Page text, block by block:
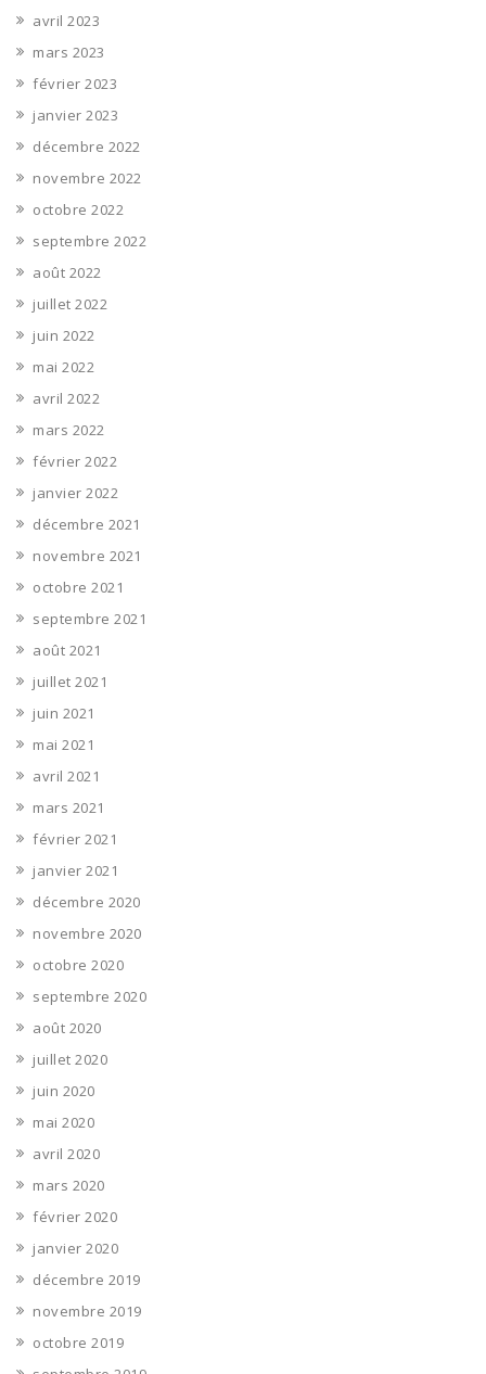
avril 2023
mars 2023
février 2023
janvier 2023
décembre 2022
novembre 2022
octobre 2022
septembre 2022
août 2022
juillet 2022
juin 2022
mai 2022
avril 2022
mars 2022
février 2022
janvier 2022
décembre 2021
novembre 2021
octobre 2021
septembre 2021
août 2021
juillet 2021
juin 2021
mai 2021
avril 2021
mars 2021
février 2021
janvier 2021
décembre 2020
novembre 2020
octobre 2020
septembre 2020
août 2020
juillet 2020
juin 2020
mai 2020
avril 2020
mars 2020
février 2020
janvier 2020
décembre 2019
novembre 2019
octobre 2019